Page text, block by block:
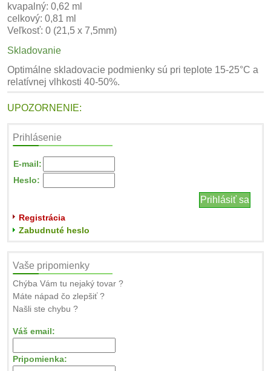
kvapalný: 0,62 ml
celkový: 0,81 ml
Veľkosť: 0 (21,5 x 7,5mm)
Skladovanie
Optimálne skladovacie podmienky sú pri teplote 15-25°C a
relatívnej vlhkosti 40-50%.
UPOZORNENIE:
Prihlásenie
E-mail:
Heslo:
Registrácia
Zabudnuté heslo
Vaše pripomienky
Chýba Vám tu nejaký tovar ?
Máte nápad čo zlepšiť ?
Našli ste chybu ?
Váš email:
Pripomienka: